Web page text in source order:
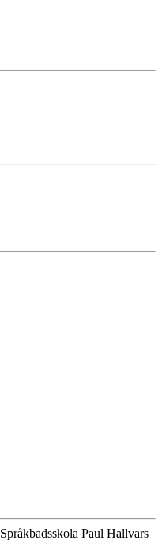
Språkbadsskola Paul Hallvars